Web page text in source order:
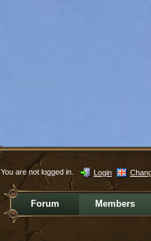
You are not logged in. Login
Forum Members